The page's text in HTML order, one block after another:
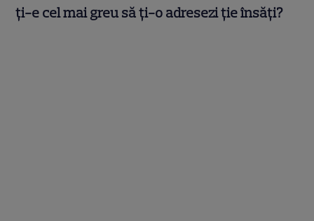
ți-e cel mai greu să ți-o adresezi ție însăți?